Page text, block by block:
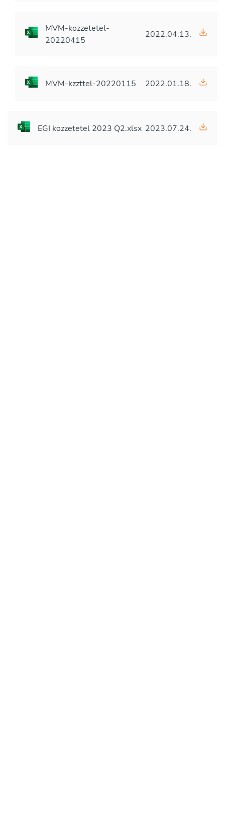
MVM-kozzetetel-
20220415
2022.04.13.
MVM-kzzttel-20220115 2022.01.18.
EGI kozzetetel 2023 Q2.xlsx 2023.07.24.